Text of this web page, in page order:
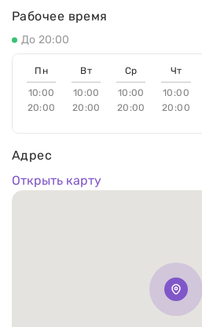
Адрес
Открыть карту
Рабочее время
До 20:00
Пн
10:00
20:00
Вт
10:00
20:00
Ср
10:00
20:00
Чт
10:00
20:00